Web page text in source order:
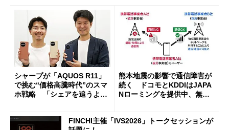
シャープが「AQUOS R11」
で挑む“価格高騰時代”のスマ
ホ戦略 「シェアを追うより
熊本地震の影響で通信障害が
続く ドコモとKDDIはJAPA
Nローミングを提供中、無料
FINCHI主催「IVS2026」トークセッションが